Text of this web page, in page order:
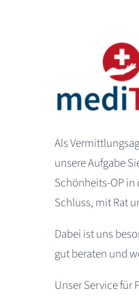
Als
unsere Aufgabe
Schönheits-OP in
Schluss, mit Rat
Dabei ist uns
gut beraten und
Unser Service für